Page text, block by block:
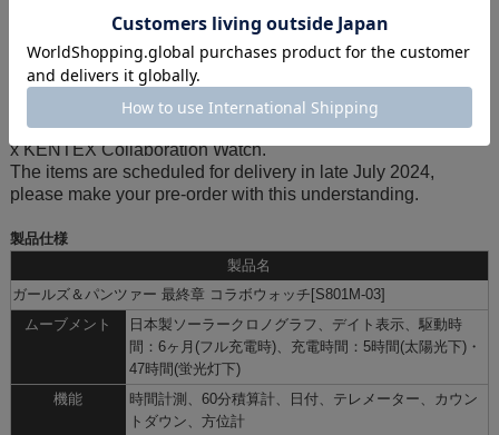
商品は2024年7月下旬のお届けとなりますので、ご了承の上ご予約ください。
【This product is sold out】
This page is the pre-order page for the "GIRLS und PANZER
x KENTEX Collaboration Watch."
The items are scheduled for delivery in late July 2024,
please make your pre-order with this understanding.
製品仕様
製品名
ガールズ＆パンツァー 最終章 コラボウォッチ[S801M-03]
ムーブメント
日本製ソーラークロノグラフ、デイト表示、駆動時
間：6ヶ月(フル充電時)、充電時間：5時間(太陽光下)・
47時間(蛍光灯下)
機能
時間計測、60分積算計、日付、テレメーター、カウン
トダウン、方位計